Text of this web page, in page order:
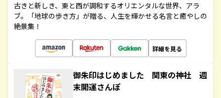
古きと新しき、東と西が調和するオリエンタルな世界、アラ
ブ。「地球の歩き方」が贈る、人生を輝かせる名言と癒やしの
絶景集！
詳細を見る
御朱印はじめました 関東の神社 週
末開運さんぽ